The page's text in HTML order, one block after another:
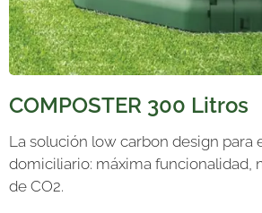
COMPOSTER 300 Litros
La solución low carbon design para
domiciliario: máxima funcionalidad,
de CO2.